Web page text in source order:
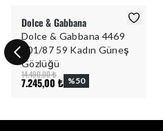
Dolce & Gabbana
Dolce & Gabbana 4469
501/87 59 Kadın Güneş
Gözlüğü
14.490,00 ₺
7.245,00 ₺ %50